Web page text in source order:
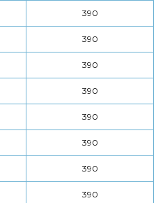
390
390
390
390
390
390
390
390